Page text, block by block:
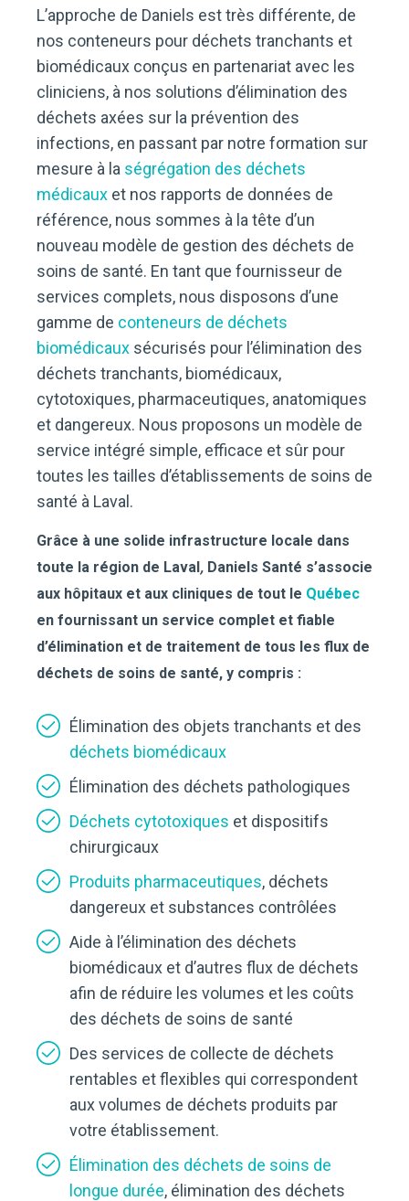
L’approche de Daniels est très différente, de
nos conteneurs pour déchets tranchants et
biomédicaux conçus en partenariat avec les
cliniciens, à nos solutions d’élimination des
déchets axées sur la prévention des
infections, en passant par notre formation sur
mesure à la ségrégation des déchets
médicaux et nos rapports de données de
référence, nous sommes à la tête d’un
nouveau modèle de gestion des déchets de
soins de santé. En tant que fournisseur de
services complets, nous disposons d’une
gamme de conteneurs de déchets
biomédicaux sécurisés pour l’élimination des
déchets tranchants, biomédicaux,
cytotoxiques, pharmaceutiques, anatomiques
et dangereux. Nous proposons un modèle de
service intégré simple, efficace et sûr pour
toutes les tailles d’établissements de soins de
santé à Laval.
Grâce à une solide infrastructure locale dans
toute la région de Laval, Daniels Santé s’associe
aux hôpitaux et aux cliniques de tout le Québec
en fournissant un service complet et fiable
d’élimination et de traitement de tous les flux de
déchets de soins de santé, y compris :
Élimination des objets tranchants et des
déchets biomédicaux
Élimination des déchets pathologiques
Déchets cytotoxiques et dispositifs
chirurgicaux
Produits pharmaceutiques, déchets
dangereux et substances contrôlées
Aide à l’élimination des déchets
biomédicaux et d’autres flux de déchets
afin de réduire les volumes et les coûts
des déchets de soins de santé
Des services de collecte de déchets
rentables et flexibles qui correspondent
aux volumes de déchets produits par
votre établissement.
Élimination des déchets de soins de
longue durée, élimination des déchets